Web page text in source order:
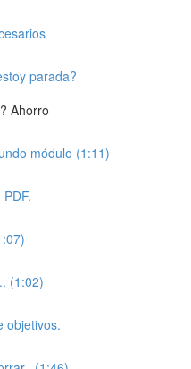
parada?
Ahorro
módulo (1:11)
(1:02)
objetivos.